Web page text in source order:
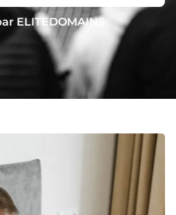
ELITEDOMAINS